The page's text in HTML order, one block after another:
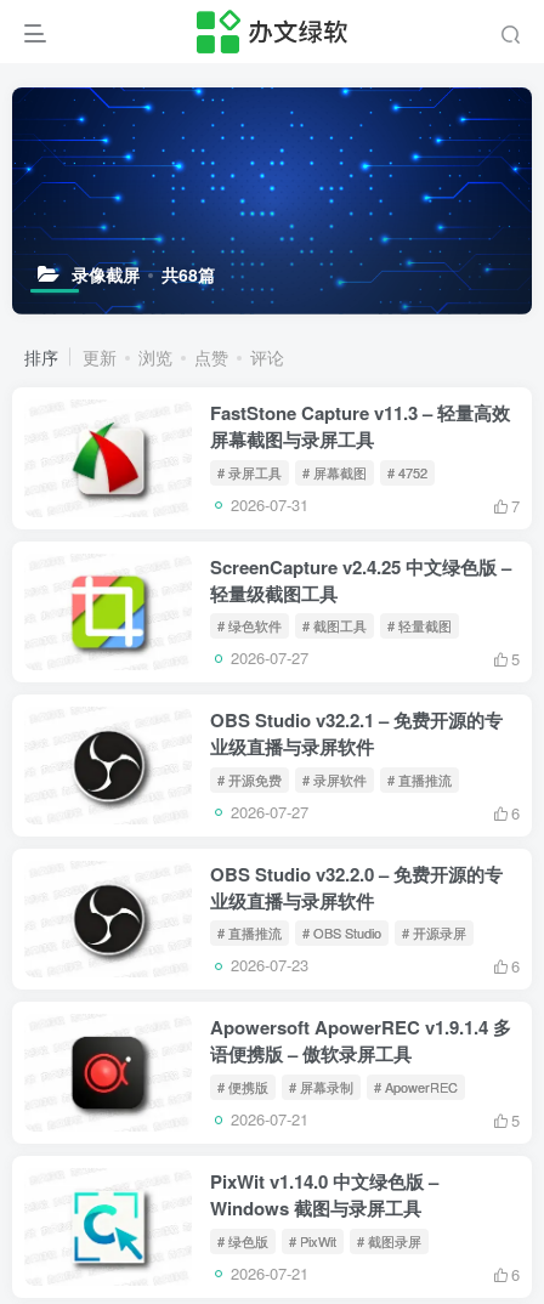
录像截屏 共68篇
排序 更新 浏览 点赞 评论
FastStone Capture v11.3 – 轻量高效
屏幕截图与录屏工具
# 录屏工具 # 屏幕截图 # 4752
2026-07-31 7
ScreenCapture v2.4.25 中文绿色版 –
轻量级截图工具
# 绿色软件 # 截图工具 # 轻量截图
2026-07-27 5
OBS Studio v32.2.1 – 免费开源的专
业级直播与录屏软件
# 开源免费 # 录屏软件 # 直播推流
2026-07-27 6
OBS Studio v32.2.0 – 免费开源的专
业级直播与录屏软件
# 直播推流 # OBS Studio # 开源录屏
2026-07-23 6
Apowersoft ApowerREC v1.9.1.4 多
语便携版 – 傲软录屏工具
# 便携版 # 屏幕录制 # ApowerREC
2026-07-21 5
PixWit v1.14.0 中文绿色版 –
Windows 截图与录屏工具
# 绿色版 # PixWit # 截图录屏
2026-07-21 6